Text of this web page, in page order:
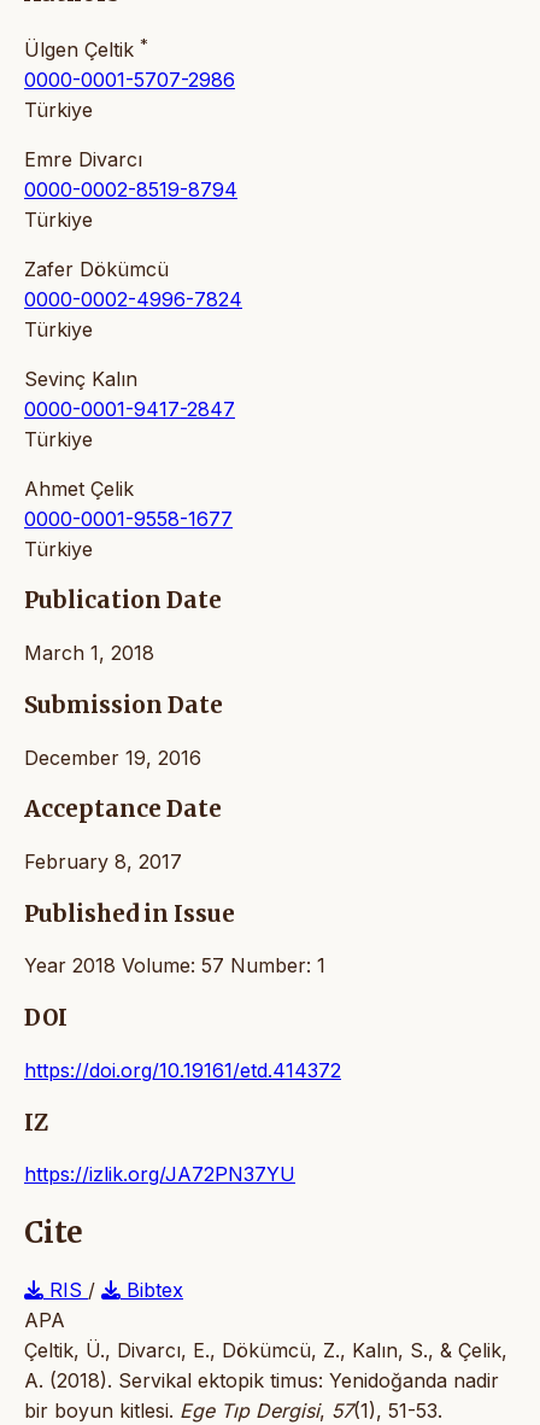
Ülgen Çeltik *
0000-0001-5707-2986
Türkiye
Emre Divarcı
0000-0002-8519-8794
Türkiye
Zafer Dökümcü
0000-0002-4996-7824
Türkiye
Sevinç Kalın
0000-0001-9417-2847
Türkiye
Ahmet Çelik
0000-0001-9558-1677
Türkiye
Publication Date
March 1, 2018
Submission Date
December 19, 2016
Acceptance Date
February 8, 2017
Published in Issue
Year 2018 Volume: 57 Number: 1
DOI
https://doi.org/10.19161/etd.414372
IZ
https://izlik.org/JA72PN37YU
Cite
RIS /
Bibtex
APA
Çeltik, Ü., Divarcı, E., Dökümcü, Z., Kalın, S., & Çelik,
A. (2018). Servikal ektopik timus: Yenidoğanda nadir
bir boyun kitlesi. Ege Tıp Dergisi, 57(1), 51-53.